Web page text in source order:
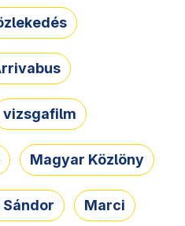
vizsgafilm
Magyar Közlöny
Sándor Marci